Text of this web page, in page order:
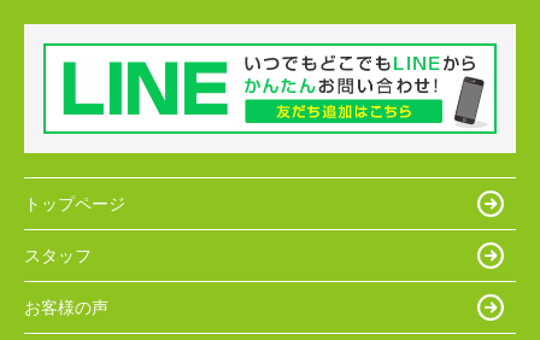
トップページ
スタッフ
お客様の声